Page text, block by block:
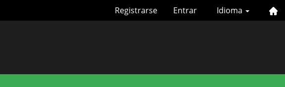
Idioma
Registrarse Entrar